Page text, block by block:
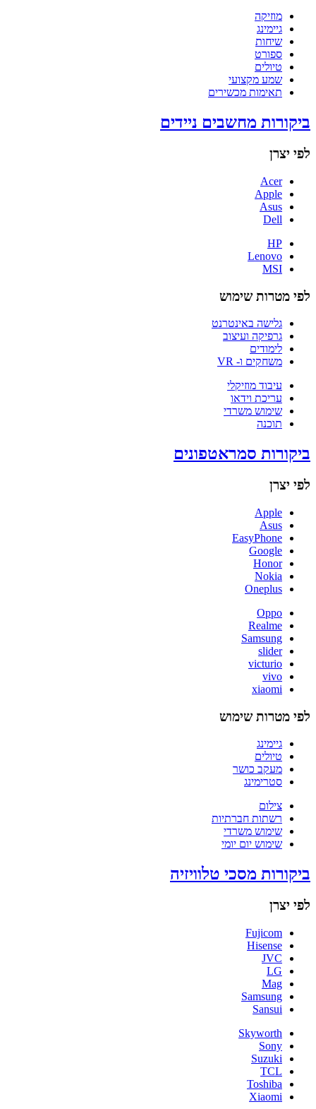
מוזיקה
גיימינג
שיחות
ספורט
טיולים
שמע מקצועי
תאימות מכשירים
ביקורות מחשבים ניידים
לפי יצרן
Acer
Apple
Asus
Dell
HP
Lenovo
MSI
לפי מטרות שימוש
גלישה באינטרנט
גרפיקה ועיצוב
לימודים
משחקים ו- VR
עיבוד מוזיקלי
עריכת וידאו
שימוש משרדי
תוכנה
ביקורות סמראטפונים
לפי יצרן
Apple
Asus
EasyPhone
Google
Honor
Nokia
Oneplus
Oppo
Realme
Samsung
slider
victurio
vivo
xiaomi
לפי מטרות שימוש
גיימינג
טיולים
מעקב כושר
סטרימינג
צילום
רשתות חברתיות
שימוש משרדי
שימוש יום יומי
ביקורות מסכי טלוויזיה
לפי יצרן
Fujicom
Hisense
JVC
LG
Mag
Samsung
Sansui
Skyworth
Sony
Suzuki
TCL
Toshiba
Xiaomi